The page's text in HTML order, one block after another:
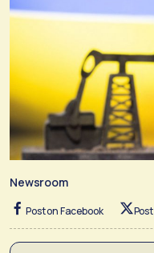
Newsroom
Post on Facebook